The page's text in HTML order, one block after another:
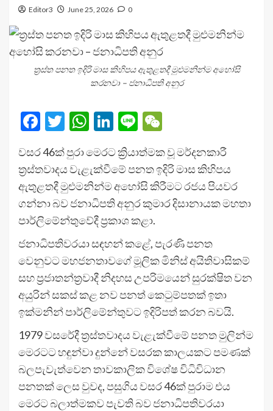
Editor3 June 25, 2026 0
ත්‍රස්ත පනත ඉදිරි මාස කිහිපය ඇතුළතදී මුළුමනින්ම අහෝසි
කරනවා – ජනාධිපති අනුර
Facebook
Twitter
WhatsApp
LinkedIn
Line
වසර 46ක් පුරා මෙරට ක්‍රියාත්මක වූ මර්දනකාරී
ත්‍රස්තවාදය වැළැක්වීමේ පනත ඉදිරි මාස කිහිපය
ඇතුළතදී මුළුමනින්ම අහෝසි කිරීමට රජය පියවර
ගන්නා බව ජනාධිපති අනුර කුමාර දිසානායක මහතා
පාර්ලිමේන්තුවේදී ප්‍රකාශ කළා.
ජනාධිපතිවරයා සඳහන් කළේ, පැරණි පනත
වෙනුවට මහජනතාවගේ මූලික මිනිස් අයිතිවාසිකම්
සහ ප්‍රජාතන්ත්‍රවාදී නිදහස උපරිමයෙන් සුරක්ෂිත වන
අයුරින් සකස් කළ නව පනත් කෙටුම්පතක් ඉතා
ඉක්මනින් පාර්ලිමේන්තුවට ඉදිරිපත් කරන බවයි.
1979 වසරේදී ත්‍රස්තවාදය වැළැක්වීමේ පනත මුලින්ම
මෙරටට හඳුන්වා දුන්නේ වසරක කාලයකට පමණක්
බලපැවැත්වෙන තාවකාලික විශේෂ විධිවිධාන
පනතක් ලෙස වුවද, පසුගිය වසර 46ක් පුරාම එය
මෙරට බලාත්මකව පැවති බව ජනාධිපතිවරයා